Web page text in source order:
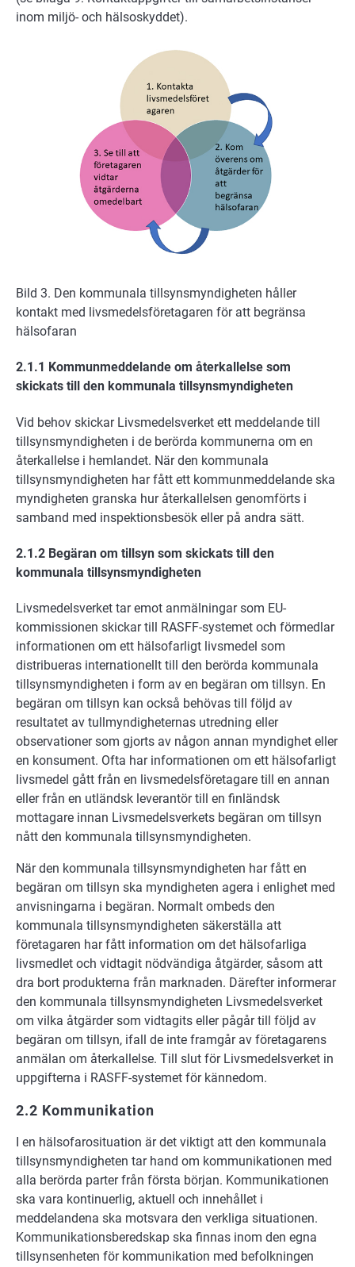
inom miljö- och hälsoskyddet).
Bild 3. Den kommunala tillsynsmyndigheten håller
kontakt med livsmedelsföretagaren för att begränsa
hälsofaran
2.1.1 Kommunmeddelande om återkallelse som
skickats till den kommunala tillsynsmyndigheten
Vid behov skickar Livsmedelsverket ett meddelande till
tillsynsmyndigheten i de berörda kommunerna om en
återkallelse i hemlandet. När den kommunala
tillsynsmyndigheten har fått ett kommunmeddelande ska
myndigheten granska hur återkallelsen genomförts i
samband med inspektionsbesök eller på andra sätt.
2.1.2 Begäran om tillsyn som skickats till den
kommunala tillsynsmyndigheten
Livsmedelsverket tar emot anmälningar som EU-
kommissionen skickar till RASFF-systemet och förmedlar
informationen om ett hälsofarligt livsmedel som
distribueras internationellt till den berörda kommunala
tillsynsmyndigheten i form av en begäran om tillsyn. En
begäran om tillsyn kan också behövas till följd av
resultatet av tullmyndigheternas utredning eller
observationer som gjorts av någon annan myndighet eller
en konsument. Ofta har informationen om ett hälsofarligt
livsmedel gått från en livsmedelsföretagare till en annan
eller från en utländsk leverantör till en finländsk
mottagare innan Livsmedelsverkets begäran om tillsyn
nått den kommunala tillsynsmyndigheten.
När den kommunala tillsynsmyndigheten har fått en
begäran om tillsyn ska myndigheten agera i enlighet med
anvisningarna i begäran. Normalt ombeds den
kommunala tillsynsmyndigheten säkerställa att
företagaren har fått information om det hälsofarliga
livsmedlet och vidtagit nödvändiga åtgärder, såsom att
dra bort produkterna från marknaden. Därefter informerar
den kommunala tillsynsmyndigheten Livsmedelsverket
om vilka åtgärder som vidtagits eller pågår till följd av
begäran om tillsyn, ifall de inte framgår av företagarens
anmälan om återkallelse. Till slut för Livsmedelsverket in
uppgifterna i RASFF-systemet för kännedom.
2.2 Kommunikation
I en hälsofarosituation är det viktigt att den kommunala
tillsynsmyndigheten tar hand om kommunikationen med
alla berörda parter från första början. Kommunikationen
ska vara kontinuerlig, aktuell och innehållet i
meddelandena ska motsvara den verkliga situationen.
Kommunikationsberedskap ska finnas inom den egna
tillsynsenheten för kommunikation med befolkningen